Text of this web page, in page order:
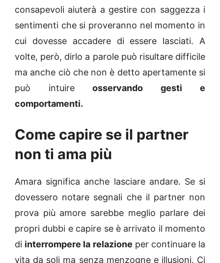
consapevoli aiuterà a gestire con saggezza i
sentimenti che si proveranno nel momento in
cui dovesse accadere di essere lasciati. A
volte, però, dirlo a parole può risultare difficile
ma anche ciò che non è detto apertamente si
può intuire osservando gesti e
comportamenti.
Come capire se il partner
non ti ama più
Amara significa anche lasciare andare. Se si
dovessero notare segnali che il partner non
prova più amore sarebbe meglio parlare dei
propri dubbi e capire se è arrivato il momento
di interrompere la relazione per continuare la
vita da soli ma senza menzogne e illusioni. Ci